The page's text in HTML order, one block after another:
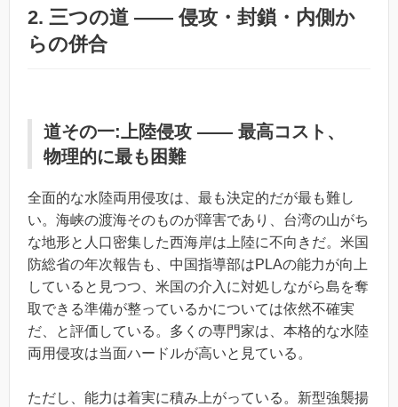
2. 三つの道 ―― 侵攻・封鎖・内側か
らの併合
道その一:上陸侵攻 ―― 最高コスト、
物理的に最も困難
全面的な水陸両用侵攻は、最も決定的だが最も難し
い。海峡の渡海そのものが障害であり、台湾の山がち
な地形と人口密集した西海岸は上陸に不向きだ。米国
防総省の年次報告も、中国指導部はPLAの能力が向上
していると見つつ、米国の介入に対処しながら島を奪
取できる準備が整っているかについては依然不確実
だ、と評価している。多くの専門家は、本格的な水陸
両用侵攻は当面ハードルが高いと見ている。
ただし、能力は着実に積み上がっている。新型強襲揚